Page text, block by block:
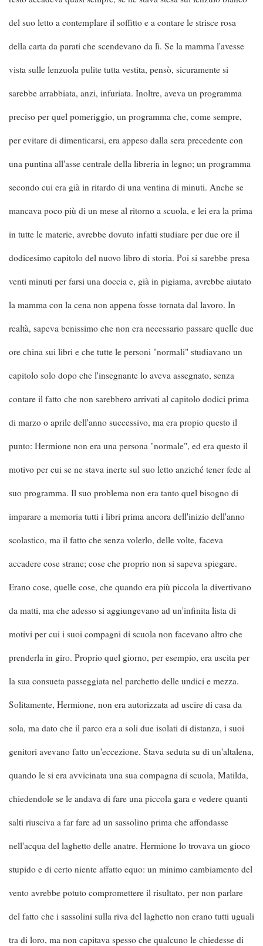
del suo letto a contemplare il soffitto e a contare le strisce rosa
della carta da parati che scendevano da lì. Se la mamma l'avesse
vista sulle lenzuola pulite tutta vestita, pensò, sicuramente si
sarebbe arrabbiata, anzi, infuriata. Inoltre, aveva un programma
preciso per quel pomeriggio, un programma che, come sempre,
per evitare di dimenticarsi, era appeso dalla sera precedente con
una puntina all'asse centrale della libreria in legno; un programma
secondo cui era già in ritardo di una ventina di minuti. Anche se
mancava poco più di un mese al ritorno a scuola, e lei era la prima
in tutte le materie, avrebbe dovuto infatti studiare per due ore il
dodicesimo capitolo del nuovo libro di storia. Poi si sarebbe presa
venti minuti per farsi una doccia e, già in pigiama, avrebbe aiutato
la mamma con la cena non appena fosse tornata dal lavoro. In
realtà, sapeva benissimo che non era necessario passare quelle due
ore china sui libri e che tutte le personi "normali" studiavano un
capitolo solo dopo che l'insegnante lo aveva assegnato, senza
contare il fatto che non sarebbero arrivati al capitolo dodici prima
di marzo o aprile dell'anno successivo, ma era propio questo il
punto: Hermione non era una persona "normale", ed era questo il
motivo per cui se ne stava inerte sul suo letto anziché tener fede al
suo programma. Il suo problema non era tanto quel bisogno di
imparare a memoria tutti i libri prima ancora dell'inizio dell'anno
scolastico, ma il fatto che senza volerlo, delle volte, faceva
accadere cose strane; cose che proprio non si sapeva spiegare.
Erano cose, quelle cose, che quando era più piccola la divertivano
da matti, ma che adesso si aggiungevano ad un'infinita lista di
motivi per cui i suoi compagni di scuola non facevano altro che
prenderla in giro. Proprio quel giorno, per esempio, era uscita per
la sua consueta passeggiata nel parchetto delle undici e mezza.
Solitamente, Hermione, non era autorizzata ad uscire di casa da
sola, ma dato che il parco era a soli due isolati di distanza, i suoi
genitori avevano fatto un'eccezione. Stava seduta su di un'altalena,
quando le si era avvicinata una sua compagna di scuola, Matilda,
chiedendole se le andava di fare una piccola gara e vedere quanti
salti riusciva a far fare ad un sassolino prima che affondasse
nell'acqua del laghetto delle anatre. Hermione lo trovava un gioco
stupido e di certo niente affatto equo: un minimo cambiamento del
vento avrebbe potuto compromettere il risultato, per non parlare
del fatto che i sassolini sulla riva del laghetto non erano tutti uguali
tra di loro, ma non capitava spesso che qualcuno le chiedesse di